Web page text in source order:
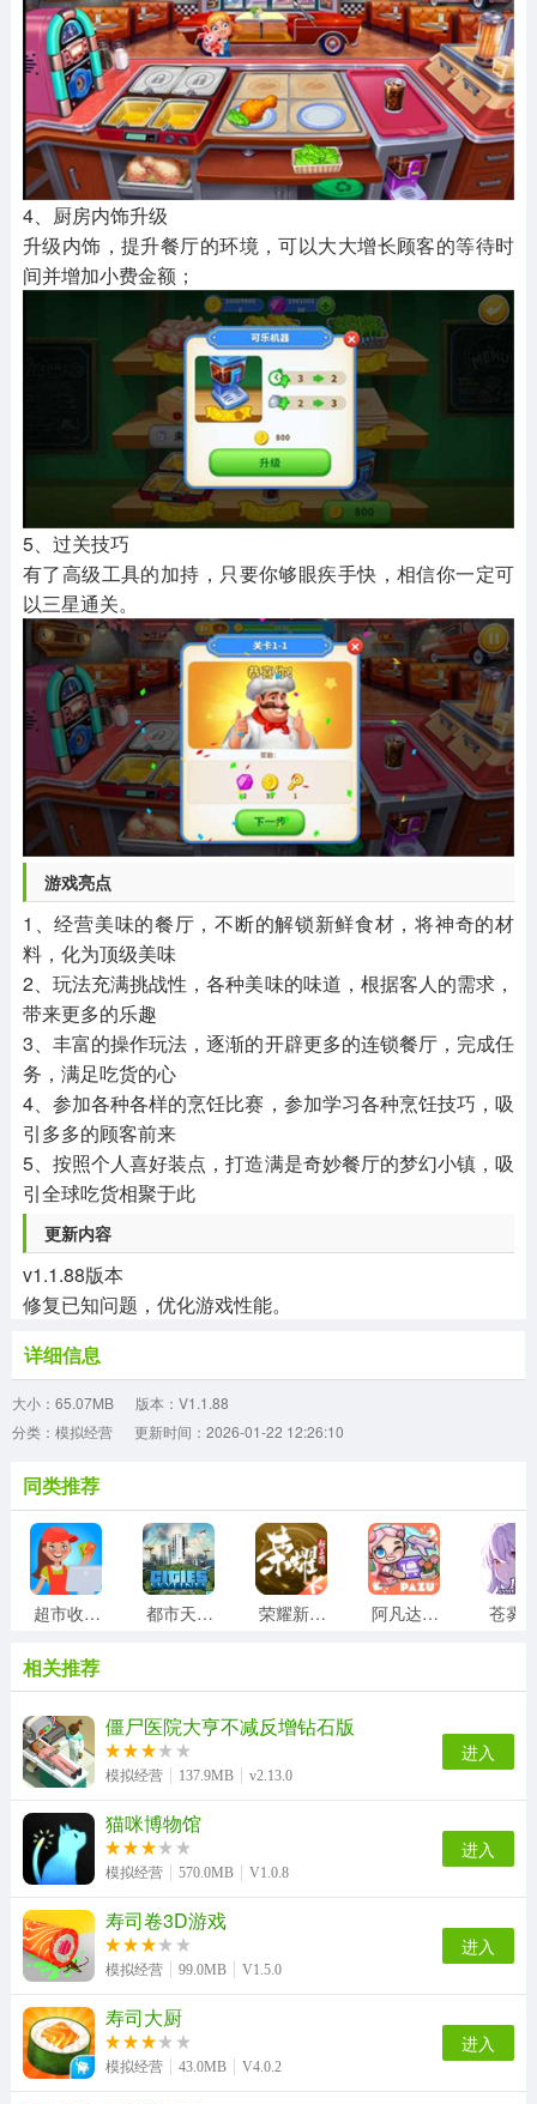
4、厨房内饰升级
升级内饰，提升餐厅的环境，可以大大增长顾客的等待时
间并增加小费金额；
5、过关技巧
有了高级工具的加持，只要你够眼疾手快，相信你一定可
以三星通关。
游戏亮点
1、经营美味的餐厅，不断的解锁新鲜食材，将神奇的材
料，化为顶级美味
2、玩法充满挑战性，各种美味的味道，根据客人的需求，
带来更多的乐趣
3、丰富的操作玩法，逐渐的开辟更多的连锁餐厅，完成任
务，满足吃货的心
4、参加各种各样的烹饪比赛，参加学习各种烹饪技巧，吸
引多多的顾客前来
5、按照个人喜好装点，打造满是奇妙餐厅的梦幻小镇，吸
引全球吃货相聚于此
更新内容
v1.1.88版本
修复已知问题，优化游戏性能。
详细信息
大小：65.07MB
版本：V1.1.88
分类：模拟经营
更新时间：2026-01-22 12:26:10
同类推荐
超市收银员 都市天际线 荣耀新三国 阿凡达世界正版 苍雾
相关推荐
僵尸医院大亨不减反增钻石版
模拟经营 137.9MB v2.13.0
进入
猫咪博物馆
模拟经营 570.0MB V1.0.8
进入
寿司卷3D游戏
模拟经营 99.0MB V1.5.0
进入
寿司大厨
模拟经营 43.0MB V4.0.2
进入